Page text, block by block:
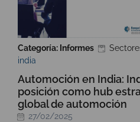
Categoría: Informes
india
Automoción en India:
posición como hub
global de automoción
27/02/2025